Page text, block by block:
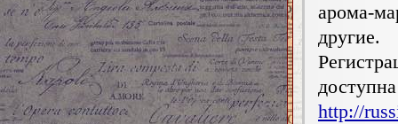
арома-
другие.
http://